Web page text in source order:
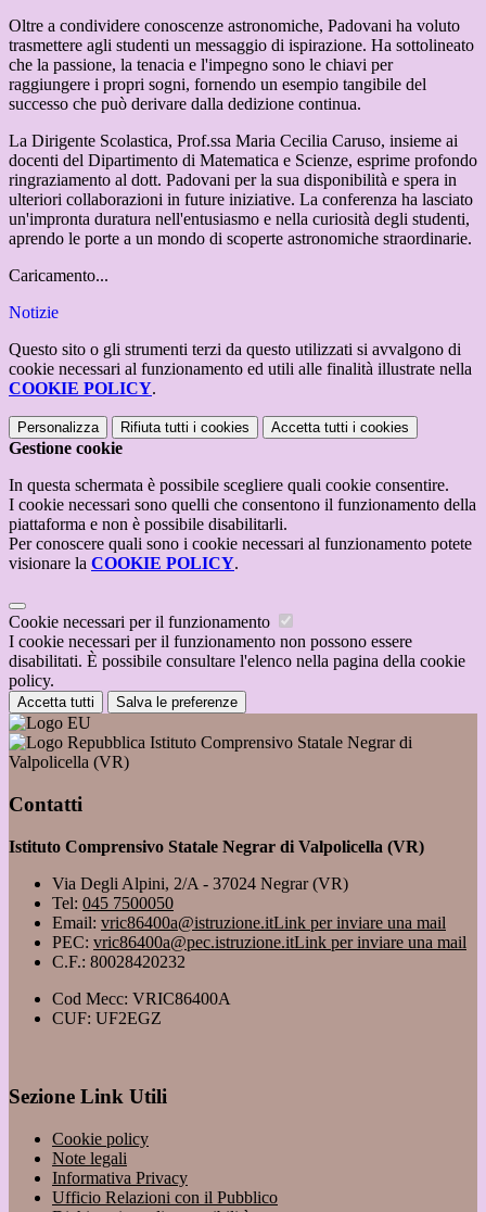
Oltre a condividere conoscenze astronomiche, Padovani ha voluto
trasmettere agli studenti un messaggio di ispirazione. Ha sottolineato
che la passione, la tenacia e l'impegno sono le chiavi per
raggiungere i propri sogni, fornendo un esempio tangibile del
successo che può derivare dalla dedizione continua.
La Dirigente Scolastica, Prof.ssa Maria Cecilia Caruso, insieme ai
docenti del Dipartimento di Matematica e Scienze, esprime profondo
ringraziamento al dott. Padovani per la sua disponibilità e spera in
ulteriori collaborazioni in future iniziative. La conferenza ha lasciato
un'impronta duratura nell'entusiasmo e nella curiosità degli studenti,
aprendo le porte a un mondo di scoperte astronomiche straordinarie.
Caricamento...
Notizie
Questo sito o gli strumenti terzi da questo utilizzati si avvalgono di
cookie necessari al funzionamento ed utili alle finalità illustrate nella
COOKIE POLICY.
Personalizza Rifiuta tutti i cookies Accetta tutti i cookies
Gestione cookie
In questa schermata è possibile scegliere quali cookie consentire.
I cookie necessari sono quelli che consentono il funzionamento della
piattaforma e non è possibile disabilitarli.
Per conoscere quali sono i cookie necessari al funzionamento potete
visionare la COOKIE POLICY.
Cookie necessari per il funzionamento
I cookie necessari per il funzionamento non possono essere
disabilitati. È possibile consultare l'elenco nella pagina della cookie
policy.
Accetta tutti Salva le preferenze
Istituto Comprensivo Statale Negrar di
Valpolicella (VR)
Contatti
Istituto Comprensivo Statale Negrar di Valpolicella (VR)
Via Degli Alpini, 2/A - 37024 Negrar (VR)
Tel: 045 7500050
Email: vric86400a@istruzione.itLink per inviare una mail
PEC: vric86400a@pec.istruzione.itLink per inviare una mail
C.F.: 80028420232
Cod Mecc: VRIC86400A
CUF: UF2EGZ
Sezione Link Utili
Cookie policy
Note legali
Informativa Privacy
Ufficio Relazioni con il Pubblico